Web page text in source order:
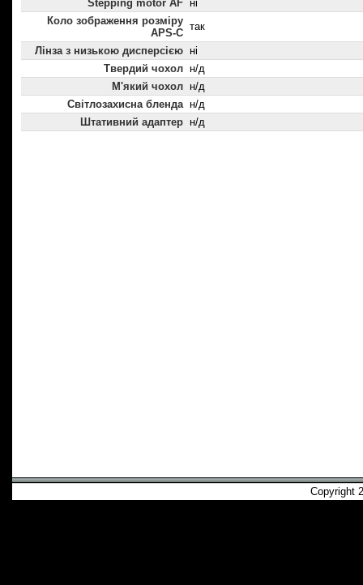
Stepping motor AF ні
Коло зображення розміру
APS-C
так
Лінза з низькою дисперсією ні
Твердий чохол н/д
М'який чохол н/д
Світлозахисна бленда н/д
Штативний адаптер н/д
Copyright